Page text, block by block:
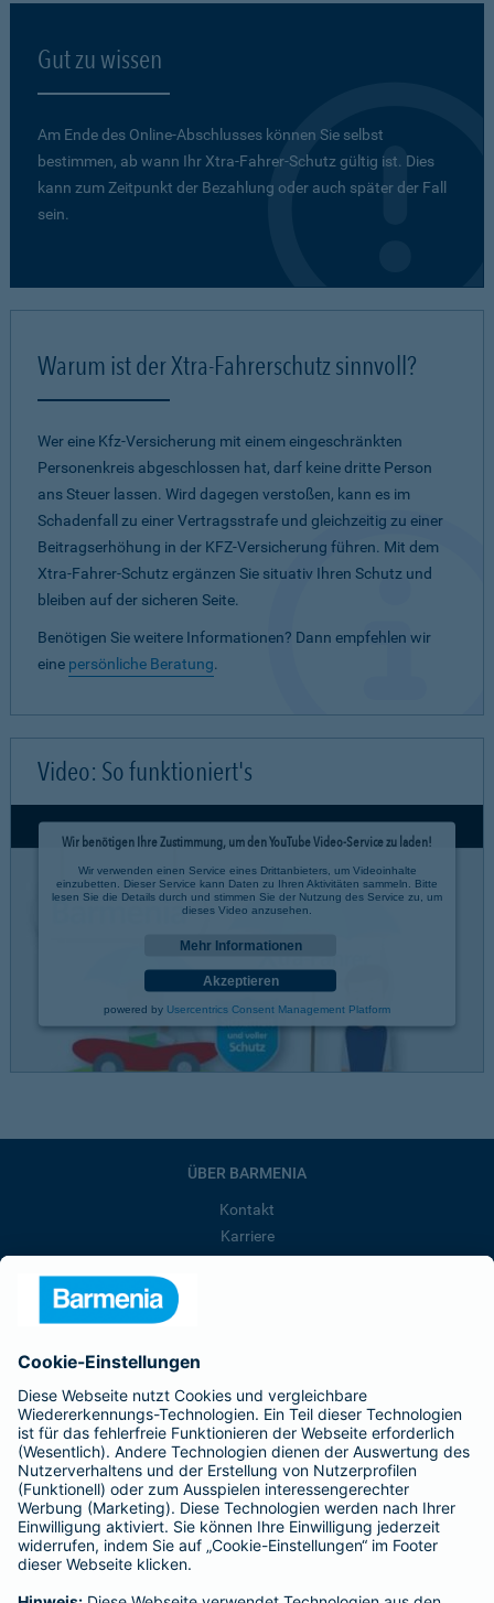
Gut zu wissen
Am Ende des Online-Abschlusses können Sie selbst
bestimmen, ab wann Ihr Xtra-Fahrer-Schutz gültig ist. Dies
kann zum Zeitpunkt der Bezahlung oder auch später der Fall
sein.
Warum ist der Xtra-Fahrerschutz sinnvoll?
Wer eine Kfz-Versicherung mit einem eingeschränkten
Personenkreis abgeschlossen hat, darf keine dritte Person
ans Steuer lassen. Wird dagegen verstoßen, kann es im
Schadenfall zu einer Vertragsstrafe und gleichzeitig zu einer
Beitragserhöhung in der KFZ-Versicherung führen. Mit dem
Xtra-Fahrer-Schutz ergänzen Sie situativ Ihren Schutz und
bleiben auf der sicheren Seite.
Benötigen Sie weitere Informationen? Dann empfehlen wir
eine persönliche Beratung.
Video: So funktioniert's
Wir benötigen Ihre Zustimmung, um den YouTube Video-Service zu laden!
Wir verwenden einen Service eines Drittanbieters, um Videoinhalte
einzubetten. Dieser Service kann Daten zu Ihren Aktivitäten sammeln. Bitte
lesen Sie die Details durch und stimmen Sie der Nutzung des Service zu, um
dieses Video anzusehen.
Mehr Informationen
Akzeptieren
powered by Usercentrics Consent Management Platform
ÜBER BARMENIA
Kontakt
Karriere
Barmenia ist Teil der BarmeniaGothaer
BELIEBTE SEITEN
Kranken-Zusatzversicherung
Tierversicherungen
Haftpflichtversicherung
Hausratversicherung